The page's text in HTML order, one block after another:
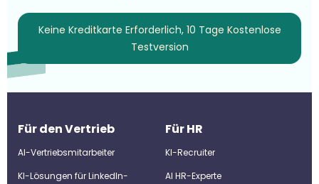
Keine Kreditkarte Erforderlich, 10 Tage Kostenlose
Testversion
Für den Vertrieb
AI-Vertriebsmitarbeiter
KI-Lösungen für LinkedIn-
Für HR
KI-Recruiter
Al HR-Experte